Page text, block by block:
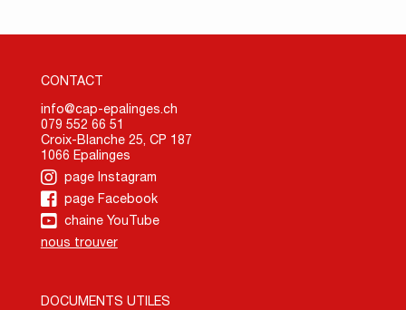
CONTACT
info@cap-epalinges.ch
079 552 66 51
Croix-Blanche 25, CP 187
1066 Epalinges
page Instagram
page Facebook
chaine YouTube
nous trouver
DOCUMENTS UTILES